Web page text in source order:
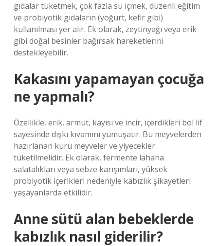
gıdalar tüketmek, çok fazla su içmek, düzenli eğitim
ve probiyotik gıdaların (yoğurt, kefir gibi)
kullanılması yer alır. Ek olarak, zeytinyağı veya erik
gibi doğal besinler bağırsak hareketlerini
destekleyebilir.
Kakasını yapamayan çocuğa
ne yapmalı?
Özellikle, erik, armut, kayısı ve incir, içerdikleri bol lif
sayesinde dışkı kıvamını yumuşatır. Bu meyvelerden
hazırlanan kuru meyveler ve yiyecekler
tüketilmelidir. Ek olarak, fermente lahana
salatalıkları veya sebze karışımları, yüksek
probiyotik içerikleri nedeniyle kabızlık şikayetleri
yaşayanlarda etkilidir.
Anne sütü alan bebeklerde
kabızlık nasıl giderilir?